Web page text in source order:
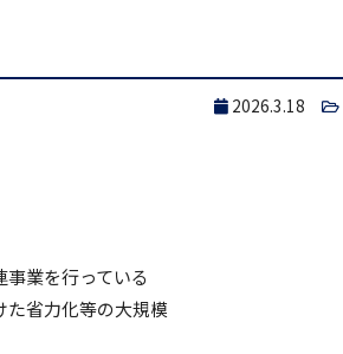
2026.3.18
業を行っている
省力化等の大規模